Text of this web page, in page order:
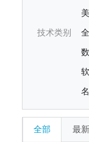
技术类别
全部 最